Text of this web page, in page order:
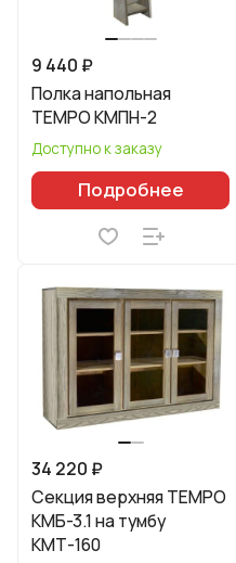
9 440 ₽
Полка напольная
TEMPO КМПН-2
Доступно к заказу
Подробнее
34 220 ₽
Секция верхняя TEMPO
КМБ-3.1 на тумбу
КМТ-160